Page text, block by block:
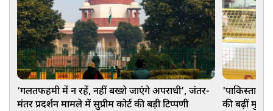
‘गलतफहमी में न रहें, नहीं बख्शे जाएंगे अपराधी’, जंतर-
मंतर प्रदर्शन मामले में सुप्रीम कोर्ट की बड़ी टिप्पणी
'पाकिस्तानी
की बढ़ीं